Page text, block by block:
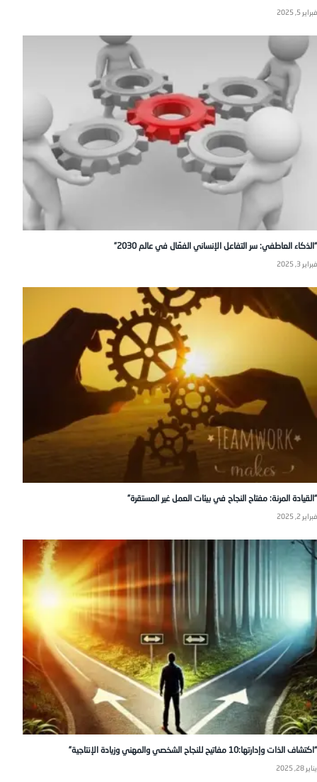
فبراير 5, 2025
“الذكاء العاطفي: سر التفاعل الإنساني الفعّال في عالم 2030”
فبراير 3, 2025
“القيادة المرنة: مفتاح النجاح في بيئات العمل غير المستقرة”
فبراير 2, 2025
“اكتشاف الذات وإدارتها:10 مفاتيح للنجاح الشخصي والمهني وزيادة الإنتاجية”
يناير 28, 2025